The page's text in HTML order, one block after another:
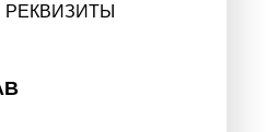
РЕКВИЗИТЫ